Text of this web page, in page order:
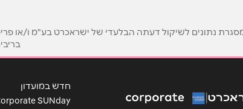
אנא חזרו אלי בקשר ל...
הודעה*
נתונים לשיקול דעתה הבלעדי של ישראכרט בע"מ ו/או
חדש במועדון
SUNday